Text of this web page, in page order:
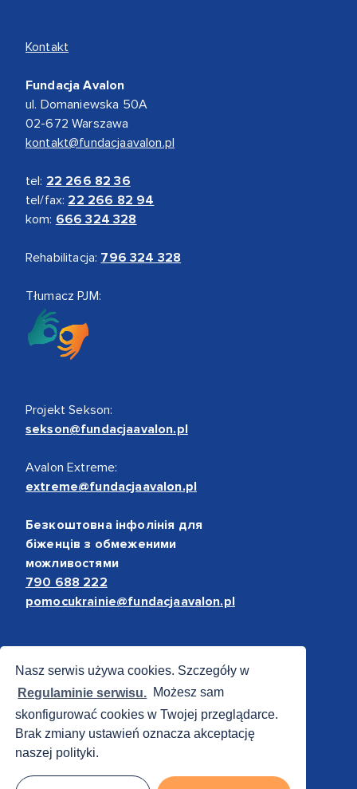
Nasz serwis używa cookies. Szczegóły w
Regulaminie serwisu. Możesz sam
skonfigurować cookies w Twojej przeglądarce.
Brak zmiany ustawień oznacza akceptację
naszej polityki.
Kontakt
Fundacja Avalon
ul. Domaniewska 50A
02-672 Warszawa
kontakt@fundacjaavalon.pl
tel: 22 266 82 36
tel/fax: 22 266 82 94
kom: 666 324 328
Rehabilitacja: 796 324 328
Tłumacz PJM:
Projekt Sekson:
sekson@fundacjaavalon.pl
Avalon Extreme:
extreme@fundacjaavalon.pl
Безкоштовна інфолінія для
біженців з обмеженими
можливостями
790 688 222
pomocukrainie@fundacjaavalon.pl
Bezpieczne płatności